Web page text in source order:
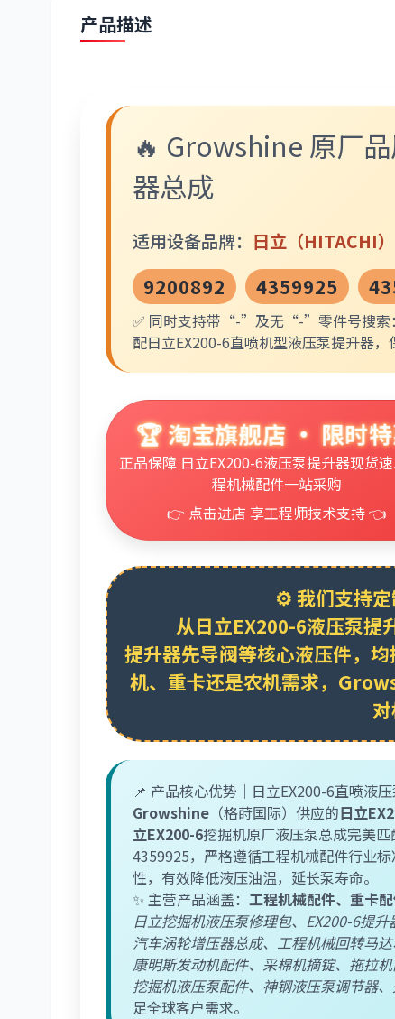
产品描述
🔥 Growshine 原厂
器总成
适用设备品牌： 日立（HITACHI）
9200892
4359925
✅ 同时支持带“-”及无“-”零件号搜索：
配日立EX200-6直喷机型液压泵提升器，
🏆 淘宝旗舰店 · 限时
正品保障 日立EX200-6液压泵提升器现货
程机械配件一站采购
👉 点击进店 享工程师技术支持 👈
⚙️ 我们支持
从日立EX200-6液压泵提
提升器先导阀等核心液压件，
机、重卡还是农机需求，
📌 产品核心优势｜日立EX200-6直喷液
Growshine （格莳国际）供应的日立
立EX200-6挖掘机原厂液压泵总成完美
4359925，严格遵循工程机械配件行业
性，有效降低液压油温，延长泵寿命。
✨ 主营产品涵盖： 工程机械配件、重卡
日立挖掘机液压泵修理包、EX200-6提
汽车涡轮增压器总成、工程机械回转马
康明斯发动机配件、采棉机摘锭、拖拉
挖掘机液压泵配件、神钢液压泵调节器
足全球客户需求。